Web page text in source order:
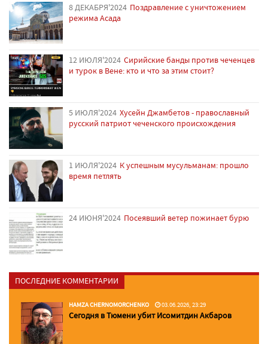
8 ДЕКАБРЯ'2024 Поздравление с уничтожением
режима Асада
12 ИЮЛЯ'2024 Сирийские банды против чеченцев
и турок в Вене: кто и что за этим стоит?
5 ИЮЛЯ'2024 Хусейн Джамбетов - православный
русский патриот чеченского происхождения
1 ИЮЛЯ'2024 К успешным мусульманам: прошло
время петлять
24 ИЮНЯ'2024 Посеявший ветер пожинает бурю
ПОСЛЕДНИЕ КОММЕНТАРИИ
HAMZA CHERNOMORCHENKO 03.06.2026, 23:29
Сегодня в Тюмени убит Исомитдин Акбаров